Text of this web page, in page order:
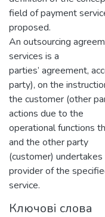
field of payment
proposed.
An outsourcing
services is a
parties’ agreement,
party), on the
the customer (other
actions due to the
operational functions
and the other party
(customer)
provider of the
service.
Ключові слова